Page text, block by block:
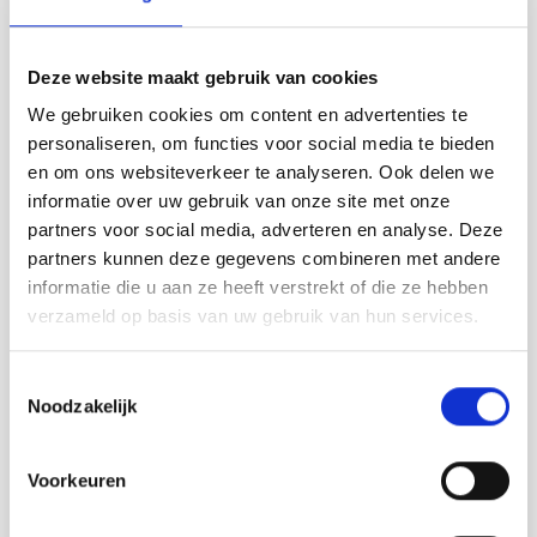
Deze website maakt gebruik van cookies
We gebruiken cookies om content en advertenties te
personaliseren, om functies voor social media te bieden
en om ons websiteverkeer te analyseren. Ook delen we
informatie over uw gebruik van onze site met onze
partners voor social media, adverteren en analyse. Deze
partners kunnen deze gegevens combineren met andere
informatie die u aan ze heeft verstrekt of die ze hebben
verzameld op basis van uw gebruik van hun services.
Noodzakelijk
Voorkeuren
De prijzen van een vouwwand
De kosten van eenkwalitatieve vouwwand zijn
afhankelijk van factoren zoals de afmetingen,
materiaalkeuze, het type glas en de gewenste
extra’s. Gemiddeld liggen de prijzen tussen de €
3.500, - tot € 5.000, -. Hoewel dit een investering is,
levert het u direct meer comfort, gebruiksruimte
en een luxe uitstraling op die de waarde van uw
Maak een afspraak voor uw